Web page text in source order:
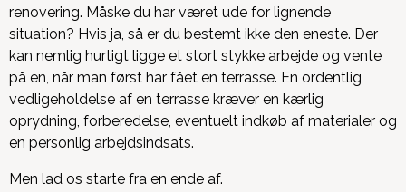
renovering. Måske du har været ude for lignende
situation? Hvis ja, så er du bestemt ikke den eneste. Der
kan nemlig hurtigt ligge et stort stykke arbejde og vente
på en, når man først har fået en terrasse. En ordentlig
vedligeholdelse af en terrasse kræver en kærlig
oprydning, forberedelse, eventuelt indkøb af materialer og
en personlig arbejdsindsats.
Men lad os starte fra en ende af.